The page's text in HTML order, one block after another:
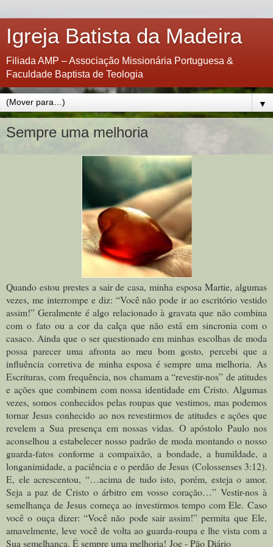
Igreja Batista da Madeira
Filiada AMP – Associação Missionária Portuguesa &
Faculdade Baptista de Teologia
▼
Sempre uma melhoria
Quando estou prestes a sair de casa, minha esposa Martie, algumas
vezes, me interrompe e diz: “Você não pode ir ao escritório vestido
assim!” Geralmente é algo relacionado à gravata que não combina
com o fato ou a cor da calça que não está em sincronia com o
casaco. Ainda que o ser questionado em minhas escolhas de moda
possa parecer uma afronta ao meu bom gosto, percebi que a
influência corretiva de minha esposa é sempre uma melhoria. As
Escrituras, com frequência, nos chamam a “revestir-nos” de atitudes
e ações que combinem com nossa identidade em Cristo. Algumas
vezes, somos conhecidos pelas roupas que vestimos, mas podemos
tornar Jesus conhecido ao nos revestirmos de atitudes e ações que
revelem a Sua presença em nossas vidas. O apóstolo Paulo nos
aconselhou a estabelecer nosso padrão de moda montando o nosso
guarda-fatos conforme a compaixão, a bondade, a humildade, a
longanimidade, a paciência e o perdão de Jesus (Colossenses 3:12).
E, ele acrescentou, “…acima de tudo isto, porém, esteja o amor.
Seja a paz de Cristo o árbitro em vosso coração…”Vestir-nos à
semelhança de Jesus começa ao investirmos tempo com Ele. Caso
você o ouça dizer: “Você não pode sair assim!” permita que Ele,
amavelmente, leve você de volta ao guarda-roupa e lhe vista com a
Sua semelhança. É sempre uma melhoria! Joe - Pão Diário